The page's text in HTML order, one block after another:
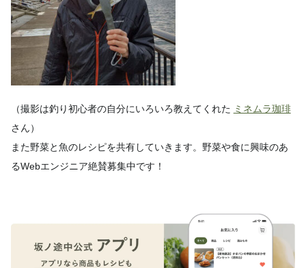
（撮影は釣り初心者の自分にいろいろ教えてくれた ミネムラ珈琲
さん）
また野菜と魚のレシピを共有していきます。野菜や食に興味のあ
るWebエンジニア絶賛募集中です！